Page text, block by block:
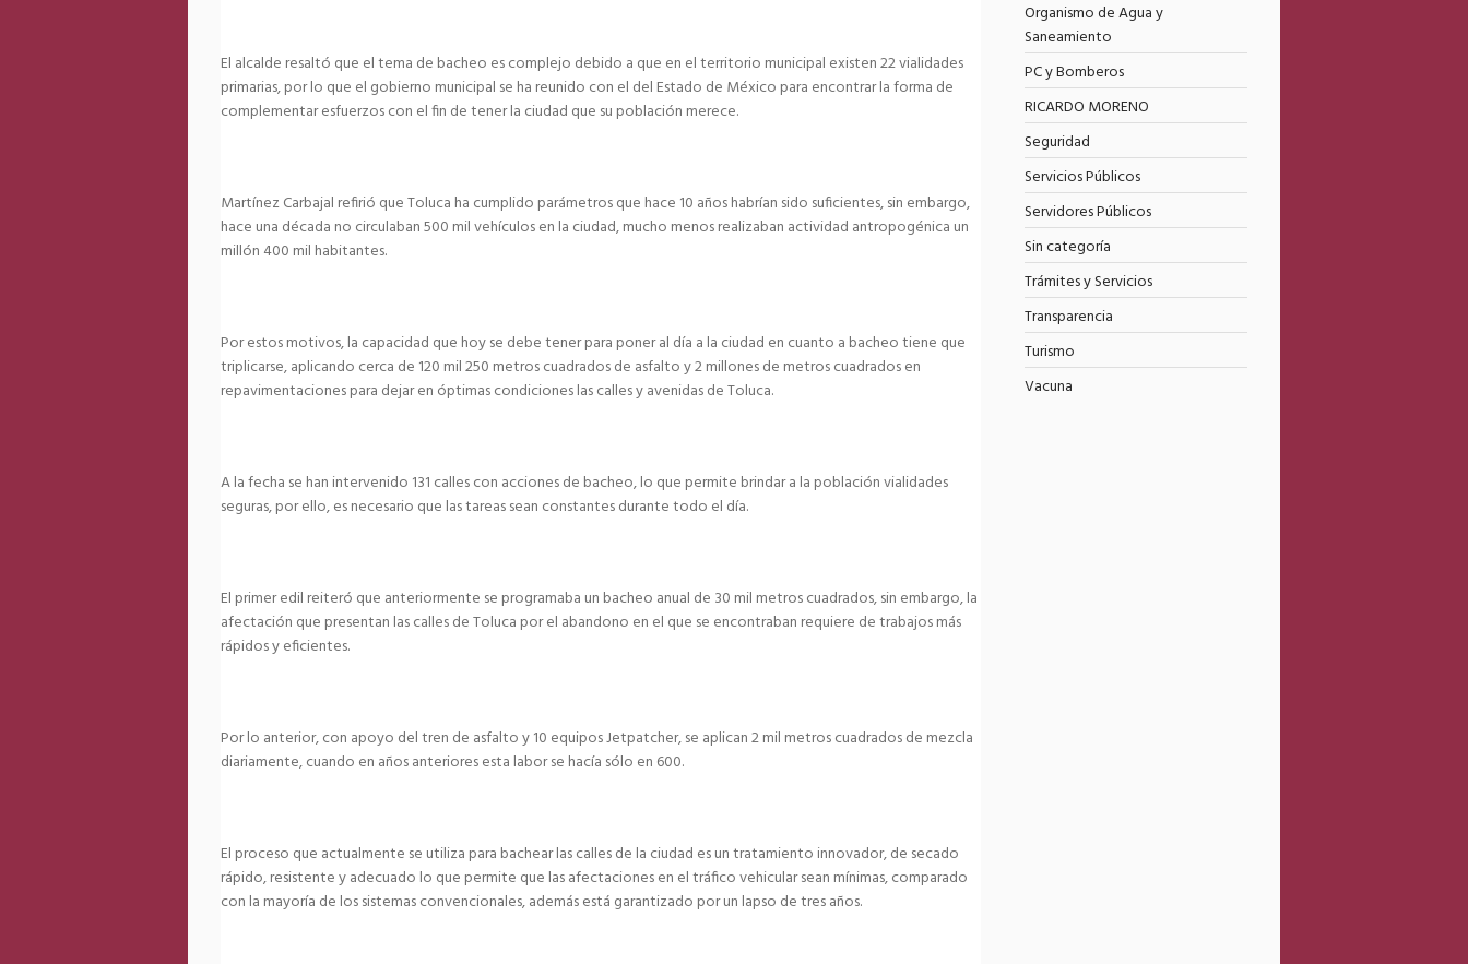
El alcalde resaltó que el tema de bacheo es complejo debido a que en el territorio municipal existen 22 vialidades
primarias, por lo que el gobierno municipal se ha reunido con el del Estado de México para encontrar la forma de
complementar esfuerzos con el fin de tener la ciudad que su población merece.
Martínez Carbajal refirió que Toluca ha cumplido parámetros que hace 10 años habrían sido suficientes, sin embargo,
hace una década no circulaban 500 mil vehículos en la ciudad, mucho menos realizaban actividad antropogénica un
millón 400 mil habitantes.
Por estos motivos, la capacidad que hoy se debe tener para poner al día a la ciudad en cuanto a bacheo tiene que
triplicarse, aplicando cerca de 120 mil 250 metros cuadrados de asfalto y 2 millones de metros cuadrados en
repavimentaciones para dejar en óptimas condiciones las calles y avenidas de Toluca.
A la fecha se han intervenido 131 calles con acciones de bacheo, lo que permite brindar a la población vialidades
seguras, por ello, es necesario que las tareas sean constantes durante todo el día.
El primer edil reiteró que anteriormente se programaba un bacheo anual de 30 mil metros cuadrados, sin embargo, la
afectación que presentan las calles de Toluca por el abandono en el que se encontraban requiere de trabajos más
rápidos y eficientes.
Por lo anterior, con apoyo del tren de asfalto y 10 equipos Jetpatcher, se aplican 2 mil metros cuadrados de mezcla
diariamente, cuando en años anteriores esta labor se hacía sólo en 600.
El proceso que actualmente se utiliza para bachear las calles de la ciudad es un tratamiento innovador, de secado
rápido, resistente y adecuado lo que permite que las afectaciones en el tráfico vehicular sean mínimas, comparado
con la mayoría de los sistemas convencionales, además está garantizado por un lapso de tres años.
Organismo de Agua y
Saneamiento
PC y Bomberos
RICARDO MORENO
Seguridad
Servicios Públicos
Servidores Públicos
Sin categoría
Trámites y Servicios
Transparencia
Turismo
Vacuna